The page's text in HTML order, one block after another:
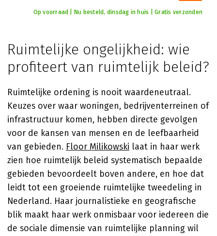
Op voorraad | Nu besteld, dinsdag in huis | Gratis verzonden
Ruimtelijke ongelijkheid: wie
profiteert van ruimtelijk beleid?
Ruimtelijke ordening is nooit waardeneutraal.
Keuzes over waar woningen, bedrijventerreinen of
infrastructuur komen, hebben directe gevolgen
voor de kansen van mensen en de leefbaarheid
van gebieden. Floor Milikowski laat in haar werk
zien hoe ruimtelijk beleid systematisch bepaalde
gebieden bevoordeelt boven andere, en hoe dat
leidt tot een groeiende ruimtelijke tweedeling in
Nederland. Haar journalistieke en geografische
blik maakt haar werk onmisbaar voor iedereen die
de sociale dimensie van ruimtelijke planning wil